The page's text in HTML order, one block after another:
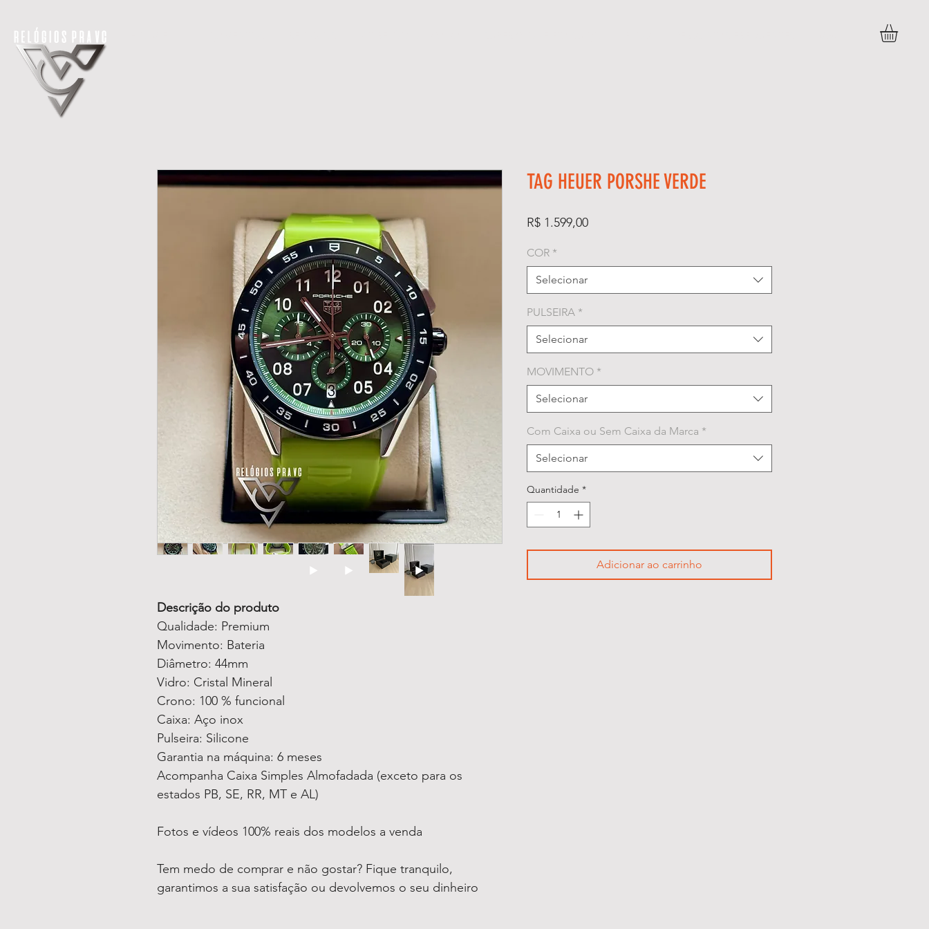
Descrição do produto
Qualidade: Premium
Movimento: Bateria
Diâmetro: 44mm
Vidro: Cristal Mineral
Crono: 100 % funcional
Caixa: Aço inox
Pulseira: Silicone
Garantia na máquina: 6 meses
Acompanha Caixa Simples Almofadada (exceto para os
estados PB, SE, RR, MT e AL)
Fotos e vídeos 100% reais dos modelos a venda
Tem medo de comprar e não gostar? Fique tranquilo,
garantimos a sua satisfação ou devolvemos o seu dinheiro
TAG HEUER PORSHE VERDE
R$ 1.599,00Preço
COR *
Selecionar
PULSEIRA *
Selecionar
MOVIMENTO *
Selecionar
Com Caixa ou Sem Caixa da Marca *
Selecionar
Quantidade *
Adicionar ao carrinho